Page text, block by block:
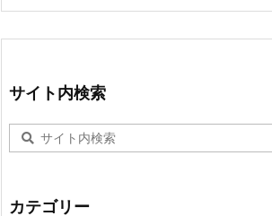
サイト内検索
カテゴリー